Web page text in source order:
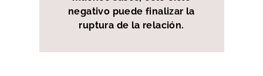
negativo puede finalizar la
ruptura de la relación.